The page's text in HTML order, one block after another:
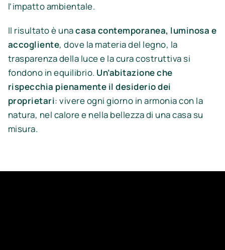
l’impatto ambientale.
Il risultato è unacasa contemporanea, luminosa e
accogliente, dove la materia del legno, la
trasparenza della luce e la cura costruttiva si
fondono in equilibrio. Un’abitazione che
rispecchia pienamente il desiderio dei
proprietari: vivere ogni giorno in armonia con la
natura, nel calore e nella bellezza di una casa su
misura.